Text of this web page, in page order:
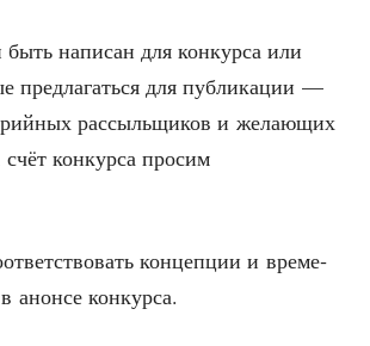
быть напи­сан для кон­кур­са или
пред­ла­гать­ся для пуб­ли­ка­ции —
рас­сыль­щи­ков и жела­ю­щих
кон­кур­са про­сим
кон­цеп­ции и вре­ме­
анон­се конкурса.